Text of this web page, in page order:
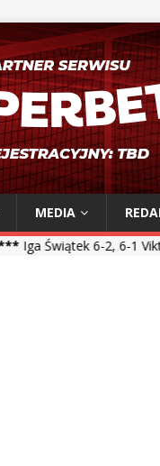
MEDIA
1 Viktorija Golubic ***